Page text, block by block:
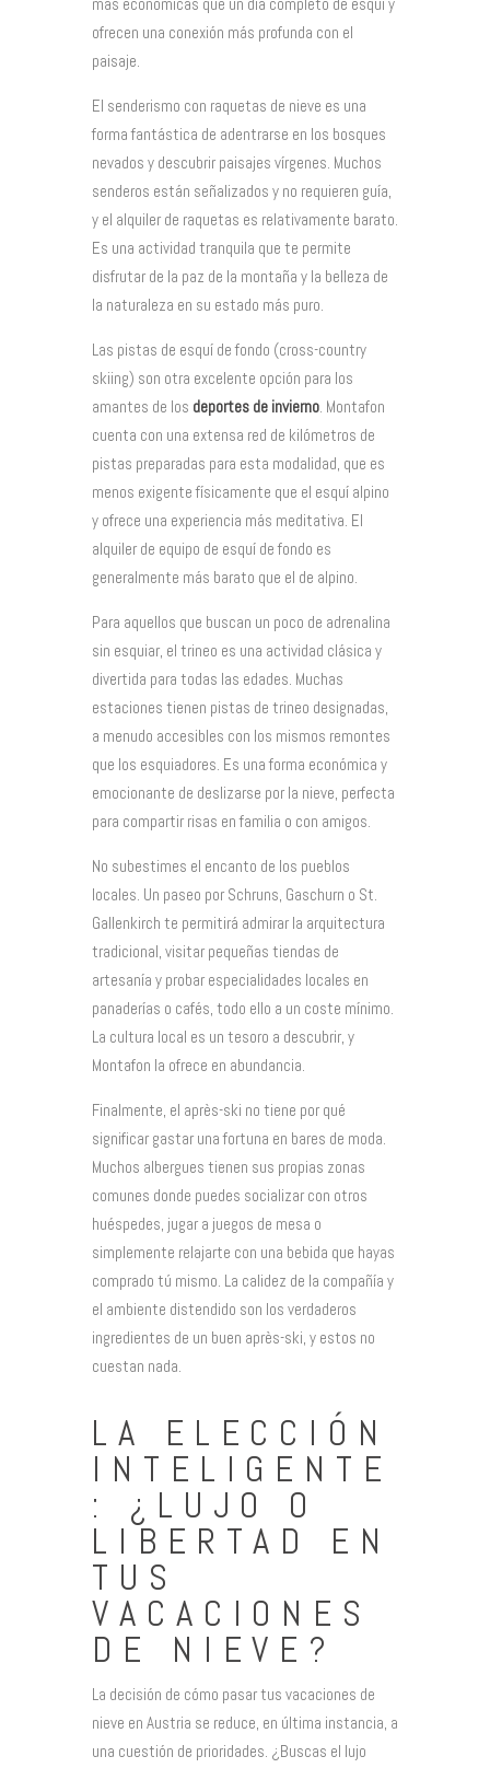
ofrecen una conexión más profunda con el
paisaje.
El senderismo con raquetas de nieve es una
forma fantástica de adentrarse en los bosques
nevados y descubrir paisajes vírgenes. Muchos
senderos están señalizados y no requieren guía,
y el alquiler de raquetas es relativamente barato.
Es una actividad tranquila que te permite
disfrutar de la paz de la montaña y la belleza de
la naturaleza en su estado más puro.
Las pistas de esquí de fondo (cross-country
skiing) son otra excelente opción para los
amantes de los deportes de invierno . Montafon
cuenta con una extensa red de kilómetros de
pistas preparadas para esta modalidad, que es
menos exigente físicamente que el esquí alpino
y ofrece una experiencia más meditativa. El
alquiler de equipo de esquí de fondo es
generalmente más barato que el de alpino.
Para aquellos que buscan un poco de adrenalina
sin esquiar, el trineo es una actividad clásica y
divertida para todas las edades. Muchas
estaciones tienen pistas de trineo designadas,
a menudo accesibles con los mismos remontes
que los esquiadores. Es una forma económica y
emocionante de deslizarse por la nieve, perfecta
para compartir risas en familia o con amigos.
No subestimes el encanto de los pueblos
locales. Un paseo por Schruns, Gaschurn o St.
Gallenkirch te permitirá admirar la arquitectura
tradicional, visitar pequeñas tiendas de
artesanía y probar especialidades locales en
panaderías o cafés, todo ello a un coste mínimo.
La cultura local es un tesoro a descubrir, y
Montafon la ofrece en abundancia.
Finalmente, el après-ski no tiene por qué
significar gastar una fortuna en bares de moda.
Muchos albergues tienen sus propias zonas
comunes donde puedes socializar con otros
huéspedes, jugar a juegos de mesa o
simplemente relajarte con una bebida que hayas
comprado tú mismo. La calidez de la compañía y
el ambiente distendido son los verdaderos
ingredientes de un buen après-ski, y estos no
cuestan nada.
LA ELECCIÓN
INTELIGENTE
: ¿LUJO O
LIBERTAD EN
TUS
VACACIONES
DE NIEVE?
La decisión de cómo pasar tus vacaciones de
nieve en Austria se reduce, en última instancia, a
una cuestión de prioridades. ¿Buscas el lujo